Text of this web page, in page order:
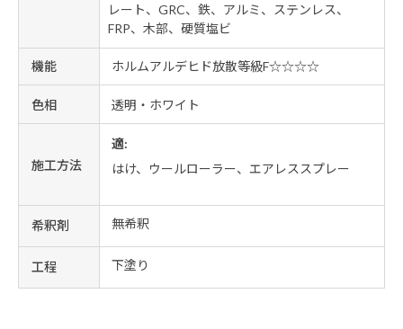
レート、GRC、鉄、アルミ、ステンレス、
FRP、木部、硬質塩ビ
機能 ホルムアルデヒド放散等級F☆☆☆☆
色相 透明・ホワイト
施工方法
適:
はけ、ウールローラー、エアレススプレー
希釈剤 無希釈
工程 下塗り